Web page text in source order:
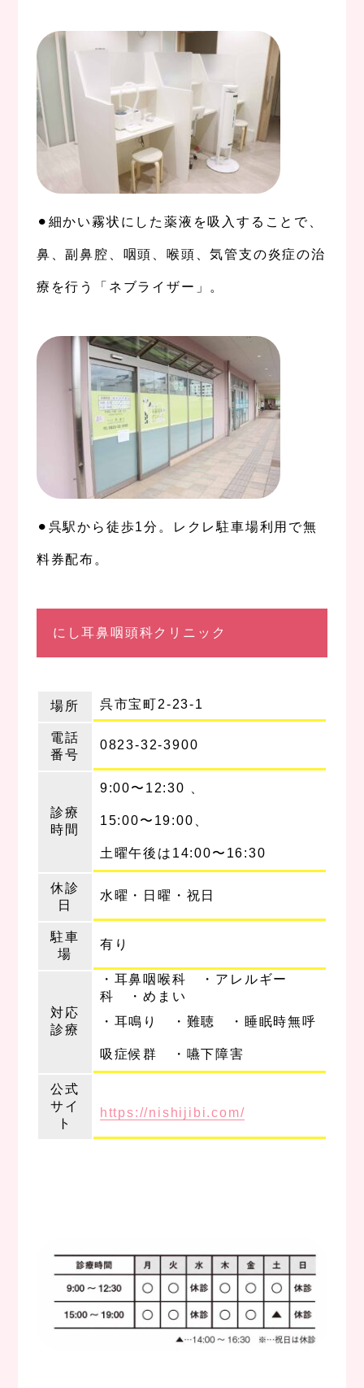
⚫︎細かい霧状にした薬液を吸入することで、
鼻、副鼻腔、咽頭、喉頭、気管支の炎症の治
療を行う「ネブライザー」。
⚫︎呉駅から徒歩1分。レクレ駐車場利用で無
料券配布。
にし耳鼻咽頭科クリニック
場所 呉市宝町2-23-1
電話
番号
0823-32-3900
診療
時間
9:00〜12:30 、
15:00〜19:00、
土曜午後は14:00〜16:30
休診
日
水曜・日曜・祝日
駐車
場
有り
対応
診療
・耳鼻咽喉科 ・アレルギー
科 ・めまい
・耳鳴り ・難聴 ・睡眠時無呼
吸症候群 ・嚥下障害
公式
サイ
ト
https://nishijibi.com/